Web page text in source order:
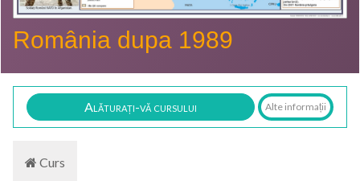
România dupa 1989
Alăturați-vă cursului Alte informații
Curs